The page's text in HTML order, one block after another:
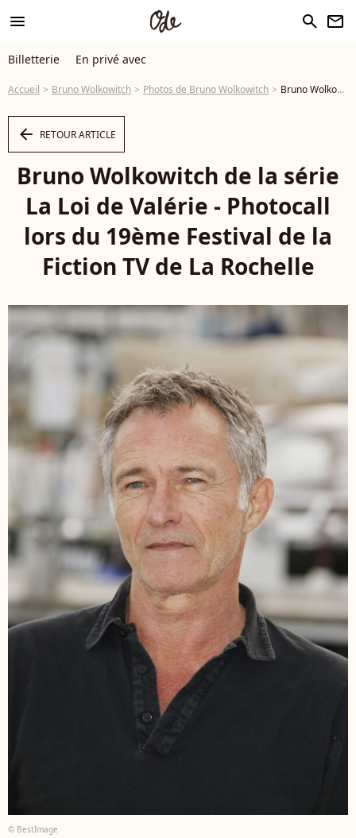
menu search newsletter
Billetterie En privé avec
Accueil Bruno Wolkowitch Photos de Bruno Wolkowitch Bruno Wolkowitch de la série La Loi de Valérie - Photocall lors du 19ème Festival de la Fiction TV de La Rochelle © Christophe Aubert via Bestimage - Photo
arrow_left RETOUR ARTICLE
Bruno Wolkowitch de la série
La Loi de Valérie - Photocall
lors du 19ème Festival de la
Fiction TV de La Rochelle
© BestImage